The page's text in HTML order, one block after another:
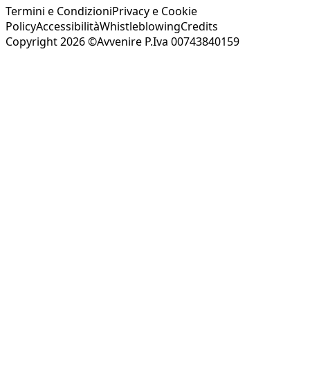
Termini e CondizioniPrivacy e Cookie
PolicyAccessibilitàWhistleblowingCredits
Copyright 2026 ©Avvenire P.Iva 00743840159